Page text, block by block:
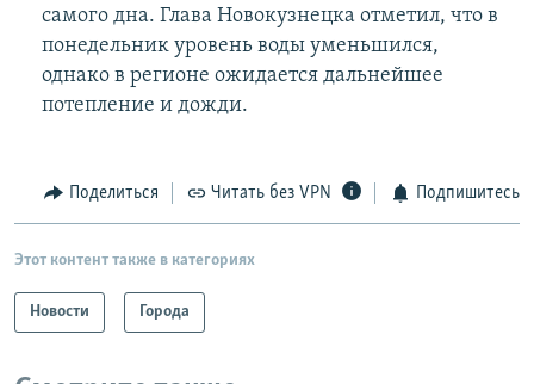
самого дна. Глава Новокузнецка отметил, что в
понедельник уровень воды уменьшился,
однако в регионе ожидается дальнейшее
потепление и дожди.
Поделиться Читать без VPN Подпишитесь
Этот контент также в категориях
Новости Города